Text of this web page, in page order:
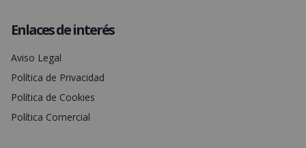
Enlaces de interés
Aviso Legal
Política de Privacidad
Política de Cookies
Política Comercial